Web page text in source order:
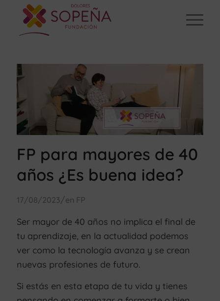
FP para mayores de 40
años ¿Es buena idea?
17/08/2023 /en FP
Ser mayor de 40 años no implica el final de
tu aprendizaje, en la actualidad podemos
ver como la tecnología avanza y se crean
nuevas profesiones de futuro.
Si estás en esta etapa de tu vida y tienes